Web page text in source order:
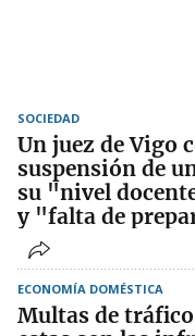
SOCIEDAD
Un juez de Vigo
suspensión de
su "nivel
y "falta de
ECONOMÍA DOMÉSTICA
Multas de